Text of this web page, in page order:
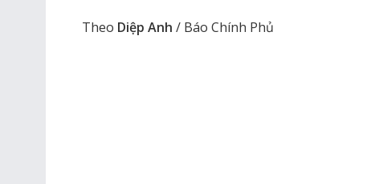
Theo Diệp Anh / Báo Chính Phủ